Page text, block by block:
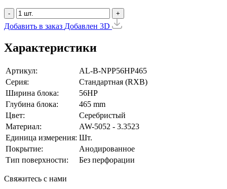
- +
Добавить в заказ Добавлен 3D
Характеристики
Артикул:
AL-B-NPP56HP465
Серия:
Стандартная (RXB)
Ширина блока:
56HP
Глубина блока:
465 mm
Цвет:
Серебристый
Материал:
AW-5052 - 3.3523
Единица измерения: Шт.
Покрытие:
Анодированное
Тип поверхности:
Без перфорации
Свяжитесь с нами